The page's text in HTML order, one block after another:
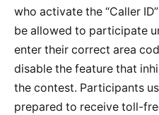
who activate the “Caller
be allowed to participate
enter their correct area
disable the feature that
the contest. Participants
prepared to receive toll-